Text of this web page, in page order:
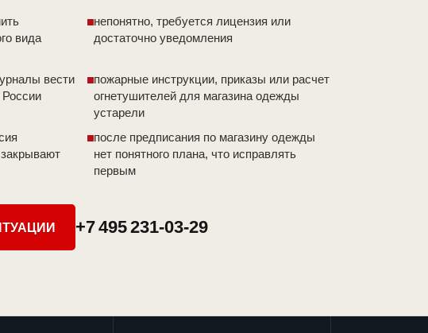
вида
непонятно, требуется лицензия или
достаточно уведомления
вести
России
пожарные инструкции, приказы или расчет
огнетушителей для магазина одежды
устарели
после предписания по магазину одежды
нет понятного плана, что исправлять
первым
+7 495 231-03-29